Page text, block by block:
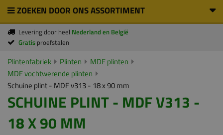
ZOEKEN DOOR ONS ASSORTIMENT
Levering door heel Nederland en België
Gratis proefstalen
Plintenfabriek Plinten
MDF plinten
MDF vochtwerende plinten
Schuine plint - MDF v313 - 18 x 90 mm
SCHUINE PLINT - MDF V313 -
18 X 90 MM